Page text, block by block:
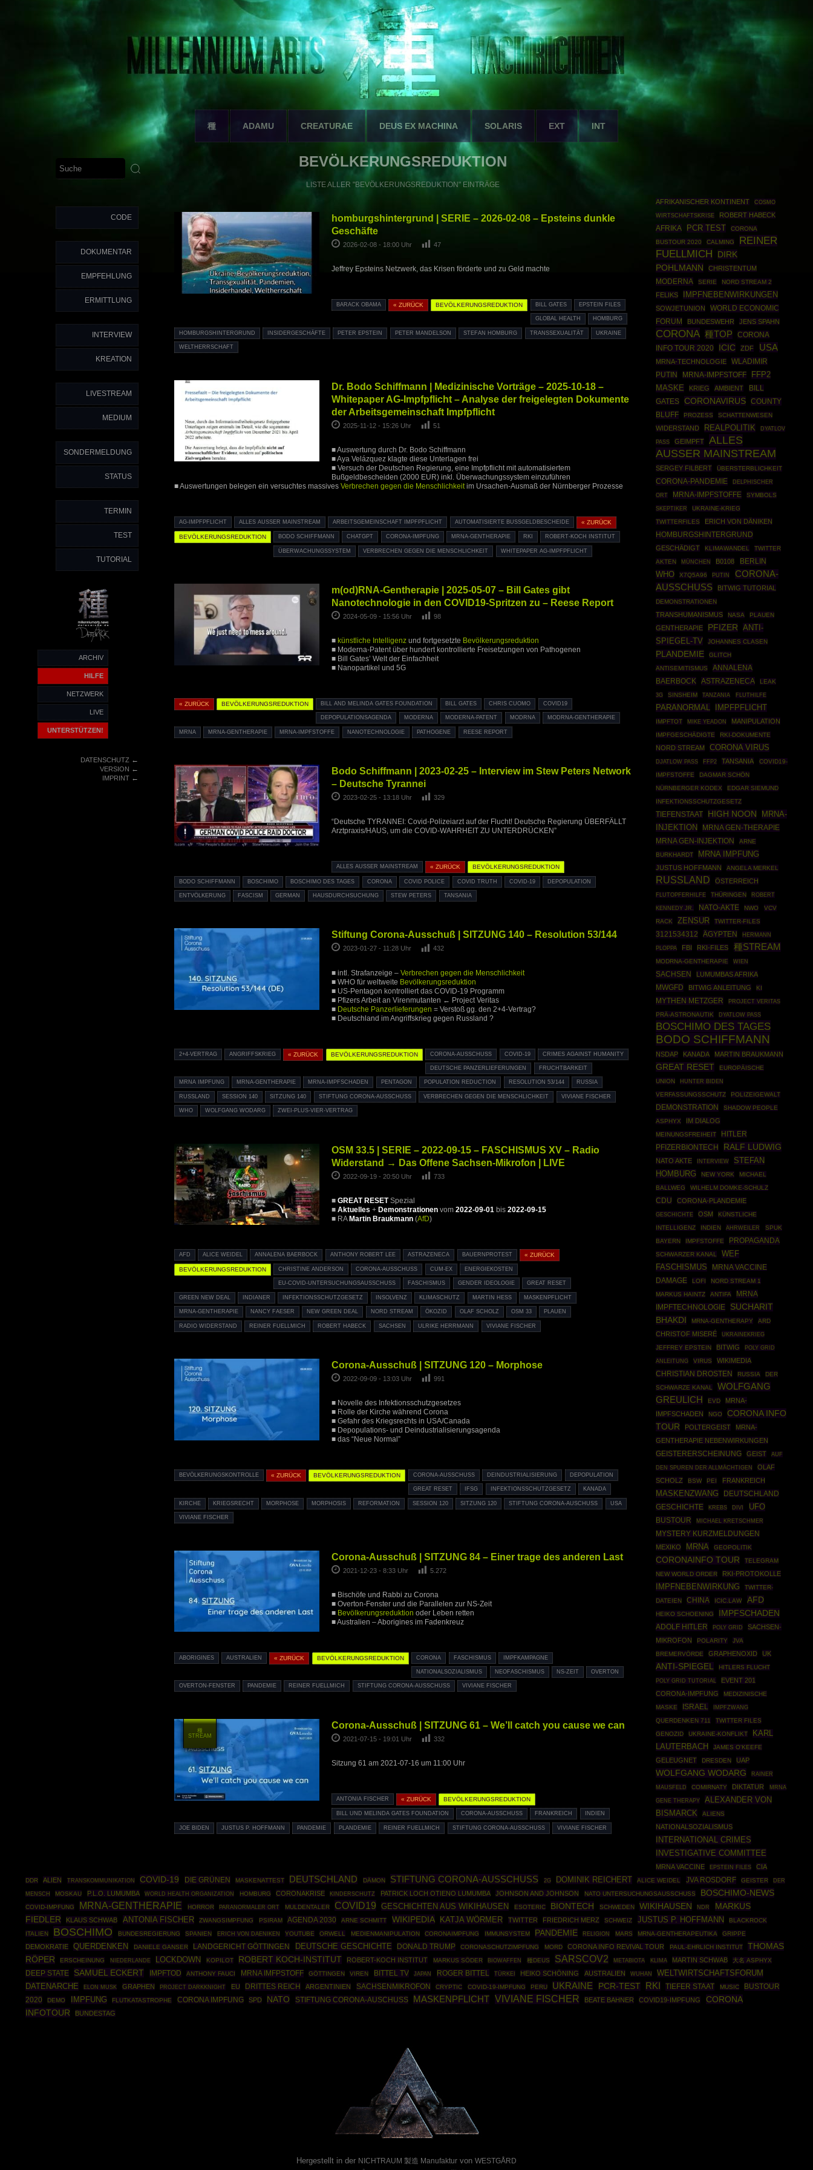
種 ADAMU CREATURAE DEUS EX MACHINA SOLARIS EXT INT
CODE
DOKUMENTAR
EMPFEHLUNG
ERMITTLUNG
INTERVIEW
KREATION
LIVESTREAM
MEDIUM
SONDERMELDUNG
STATUS
TERMIN
TEST
TUTORIAL
ARCHIV
HILFE
NETZWERK
LIVE
UNTERSTÜTZEN!
DATENSCHUTZ←
VERSION ←
IMPRINT←
BEVÖLKERUNGSREDUKTION
LISTE ALLER "BEVÖLKERUNGSREDUKTION" EINTRÄGE
homburgshintergrund | SERIE – 2026-02-08 – Epsteins dunkle
Geschäfte
2026-02-08 - 18:00 Uhr 47
Jeffrey Epsteins Netzwerk, das Krisen förderte und zu Geld machte
BARACK OBAMA « ZURÜCK BEVÖLKERUNGSREDUKTION BILL GATES EPSTEIN FILES
GLOBAL HEALTH HOMBURG
HOMBURGSHINTERGRUND INSIDERGESCHÄFTE PETER EPSTEIN PETER MANDELSON STEFAN HOMBURG TRANSSEXUALITÄT UKRAINE
WELTHERRSCHAFT
Dr. Bodo Schiffmann | Medizinische Vorträge – 2025-10-18 –
Whitepaper AG-Impfpflicht – Analyse der freigelegten Dokumente
der Arbeitsgemeinschaft Impfpflicht
2025-11-12 - 15:26 Uhr 51
■ Auswertung durch Dr. Bodo Schiffmann
■ Aya Velázquez klagte diese Unterlagen frei
■ Versuch der Deutschen Regierung, eine Impfpflicht mit automatisiertem
Bußgeldbescheiden (2000 EUR) inkl. Überwachungssystem einzuführen
■ Auswertungen belegen ein versuchtes massives Verbrechen gegen die Menschlichkeitim Ursachen-Ausmaß der Nürnberger Prozesse
AG-IMPFPFLICHT ALLES AUSSER MAINSTREAM ARBEITSGEMEINSCHAFT IMPFPFLICHT AUTOMATISIERTE BUSSGELDBESCHEIDE « ZURÜCK
BEVÖLKERUNGSREDUKTION BODO SCHIFFMANN CHATGPT CORONA-IMPFUNG MRNA-GENTHERAPIE RKI ROBERT-KOCH INSTITUT
ÜBERWACHUNGSSYSTEM VERBRECHEN GEGEN DIE MENSCHLICHKEIT WHITEPAPER AG-IMPFPFLICHT
m(od)RNA-Gentherapie | 2025-05-07 – Bill Gates gibt
Nanotechnologie in den COVID19-Spritzen zu – Reese Report
2024-05-09 - 15:56 Uhr 98
■ künstliche Intelligenzund fortgesetzte Bevölkerungsreduktion
■ Moderna-Patent über hundert kontrollierte Freisetzungen von Pathogenen
■ Bill Gates’ Welt der Einfachheit
■ Nanopartikel und 5G
« ZURÜCK BEVÖLKERUNGSREDUKTION BILL AND MELINDA GATES FOUNDATION BILL GATES CHRIS CUOMO COVID19
DEPOPULATIONSAGENDA MODERNA MODERNA-PATENT MODRNA MODRNA-GENTHERAPIE
MRNA MRNA-GENTHERAPIE MRNA-IMPFSTOFFE NANOTECHNOLOGIE PATHOGENE REESE REPORT
Bodo Schiffmann | 2023-02-25 – Interview im Stew Peters Network
– Deutsche Tyrannei
2023-02-25 - 13:18 Uhr 329
“Deutsche TYRANNEI: Covid-Polizeiarzt auf der Flucht! Deutsche Regierung ÜBERFÄLLT
Arztpraxis/HAUS, um die COVID-WAHRHEIT ZU UNTERDRÜCKEN”
ALLES AUSSER MAINSTREAM « ZURÜCK BEVÖLKERUNGSREDUKTION
BODO SCHIFFMANN BOSCHIMO BOSCHIMO DES TAGES CORONA COVID POLICE COVID TRUTH COVID-19 DEPOPULATION
ENTVÖLKERUNG FASCISM GERMAN HAUSDURCHSUCHUNG STEW PETERS TANSANIA
Stiftung Corona-Ausschuß | SITZUNG 140 – Resolution 53/144
2023-01-27 - 11:28 Uhr 432
■ intl. Strafanzeige – Verbrechen gegen die Menschlichkeit
■ WHO für weltweite Bevölkerungsreduktion
■ US-Pentagon kontrolliert das COVID-19 Programm
■ Pfizers Arbeit an Virenmutanten ← Project Veritas
■ Deutsche Panzerlieferungen = Verstoß gg. den 2+4-Vertrag?
■ Deutschland im Angriffskrieg gegen Russland ?
2+4-VERTRAG ANGRIFFSKRIEG « ZURÜCK BEVÖLKERUNGSREDUKTION CORONA-AUSSCHUSS COVID-19 CRIMES AGAINST HUMANITY
DEUTSCHE PANZERLIEFERUNGEN FRUCHTBARKEIT
MRNA IMPFUNG MRNA-GENTHERAPIE MRNA-IMPFSCHADEN PENTAGON POPULATION REDUCTION RESOLUTION 53/144 RUSSIA
RUSSLAND SESSION 140 SITZUNG 140 STIFTUNG CORONA-AUSSCHUSS VERBRECHEN GEGEN DIE MENSCHLICHKEIT VIVIANE FISCHER
WHO WOLFGANG WODARG ZWEI-PLUS-VIER-VERTRAG
OSM 33.5 | SERIE – 2022-09-15 – FASCHISMUS XV – Radio
Widerstand → Das Offene Sachsen-Mikrofon | LIVE
2022-09-19 - 20:50 Uhr 733
■ GREAT RESETSpezial
■ Aktuelles + Demonstrationenvom 2022-09-01 bis 2022-09-15
■ RAMartin Braukmann(AfD)
AFD ALICE WEIDEL ANNALENA BAERBOCK ANTHONY ROBERT LEE ASTRAZENECA BAUERNPROTEST « ZURÜCK
BEVÖLKERUNGSREDUKTION CHRISTINE ANDERSON CORONA-AUSSCHUSS CUM-EX ENERGIEKOSTEN
EU-COVID-UNTERSUCHUNGSAUSSCHUSS FASCHISMUS GENDER IDEOLOGIE GREAT RESET
GREEN NEW DEAL INDIANER INFEKTIONSSCHUTZGESETZ INSOLVENZ KLIMASCHUTZ MARTIN HESS MASKENPFLICHT
MRNA-GENTHERAPIE NANCY FAESER NEW GREEN DEAL NORD STREAM ÖKOZID OLAF SCHOLZ OSM 33 PLAUEN
RADIO WIDERSTAND REINER FUELLMICH ROBERT HABECK SACHSEN ULRIKE HERRMANN VIVIANE FISCHER
Corona-Ausschuß | SITZUNG 120 – Morphose
2022-09-09 - 13:03 Uhr 991
■ Novelle des Infektionsschutzgesetzes
■ Rolle der Kirche während Corona
■ Gefahr des Kriegsrechts in USA/Canada
■ Depopulations- und Deindustrialisierungsagenda
■ das “Neue Normal”
BEVÖLKERUNGSKONTROLLE « ZURÜCK BEVÖLKERUNGSREDUKTION CORONA-AUSSCHUSS DEINDUSTRIALISIERUNG DEPOPULATION
GREAT RESET IFSG INFEKTIONSSCHUTZGESETZ KANADA
KIRCHE KRIEGSRECHT MORPHOSE MORPHOSIS REFORMATION SESSION 120 SITZUNG 120 STIFTUNG CORONA-AUSCHUSS USA
VIVIANE FISCHER
Corona-Ausschuß | SITZUNG 84 – Einer trage des anderen Last
2021-12-23 - 8:33 Uhr 5.272
■ Bischöfe und Rabbi zu Corona
■ Overton-Fenster und die Parallelen zur NS-Zeit
■ Bevölkerungsreduktion oder Leben retten
■ Australien – Aborigines im Fadenkreuz
ABORIGINES AUSTRALIEN « ZURÜCK BEVÖLKERUNGSREDUKTION CORONA FASCHISMUS IMPFKAMPAGNE
NATIONALSOZIALISMUS NEOFASCHISMUS NS-ZEIT OVERTON
OVERTON-FENSTER PANDEMIE REINER FUELLMICH STIFTUNG CORONA-AUSSCHUSS VIVIANE FISCHER
Corona-Ausschuß | SITZUNG 61 – We’ll catch you cause we can
2021-07-15 - 19:01 Uhr 332
Sitzung 61 am 2021-07-16 um 11:00 Uhr
ANTONIA FISCHER « ZURÜCK BEVÖLKERUNGSREDUKTION
BILL UND MELINDA GATES FOUNDATION CORONA-AUSSCHUSS FRANKREICH INDIEN
JOE BIDEN JUSTUS P. HOFFMANN PANDEMIE PLANDEMIE REINER FUELLMICH STIFTUNG CORONA-AUSSCHUSS VIVIANE FISCHER
種
STREAM
AFRIKANISCHER KONTINENT
COSMO
WIRTSCHAFTSKRISE
ROBERT HABECK
AFRIKA PCR TEST
CORONA
BUSTOUR 2020
CALMING
REINER
FUELLMICH
DIRK
POHLMANN
CHRISTENTUM
MODERNA SERIE NORD STREAM 2
FELIKS IMPFNEBENWIRKUNGEN
SOWJETUNION
WORLD ECONOMIC
FORUM
BUNDESWEHR JENS SPAHN
CORONA 種TOP
CORONA
INFO TOUR 2020
ICIC ZDF USA
MRNA-TECHNOLOGIE
WLADIMIR
PUTIN
MRNA-IMPFSTOFF
FFP2
MASKE
KRIEG AMBIENT
BILL
GATES
CORONAVIRUS
COUNTY
BLUFF
PROZESS SCHATTENWESEN
WIDERSTAND REALPOLITIK DYATLOV
PASS GEIMPFT
ALLES
AUSSER MAINSTREAM
SERGEY FILBERT ÜBERSTERBLICHKEIT
CORONA-PANDEMIE DELPHISCHER
ORT MRNA-IMPFSTOFFE
SYMBOLS
SKEPTIKER
UKRAINE-KRIEG
TWITTERFILES
ERICH VON DÄNIKEN
HOMBURGSHINTERGRUND
GESCHÄDIGT KLIMAWANDEL
TWITTER
AKTEN
MÜNCHEN B0108 BERLIN
WHO X7Q5A96 PUTIN
CORONA-
AUSSCHUSS
BITWIG TUTORIAL
DEMONSTRATIONEN
TRANSHUMANISMUS NASA PLAUEN
GENTHERAPIE PFIZER
ANTI-
SPIEGEL-TV
JOHANNES CLASEN
PLANDEMIE
GLITCH
ANTISEMITISMUS
ANNALENA
BAERBOCK ASTRAZENECA LEAK
3G SINSHEIM TANZANIA FLUTHILFE
PARANORMAL IMPFPFLICHT
IMPFTOT MIKE YEADON MANIPULATION
IMPFGESCHÄDIGTE RKI-DOKUMENTE
NORD STREAM CORONA VIRUS
DJATLOW PASS FFP2 TANSANIA
COVID19-
IMPFSTOFFE
DAGMAR SCHÖN
NÜRNBERGER KODEX
EDGAR SIEMUND
INFEKTIONSSCHUTZGESETZ
TIEFENSTAAT HIGH NOON
MRNA-
INJEKTION
MRNA GEN-THERAPIE
MRNA GEN-INJEKTION
ARNE
BURKHARDT
MRNA IMPFUNG
JUSTUS HOFFMANN ANGELA MERKEL
RUSSLAND ÖSTERREICH
FLUTOPFERHILFE THÜRINGEN
ROBERT
KENNEDY JR.
NATO-AKTE NWO
VCV
RACK
ZENSUR TWITTER-FILES
3121534312 ÄGYPTEN
HERMANN
PLOPPA
FBI RKI-FILES 種STREAM
MODRNA-GENTHERAPIE WIEN
SACHSEN LUMUMBAS AFRIKA
MWGFD BITWIG ANLEITUNG KI
MYTHEN METZGER PROJECT VERITAS
PRÄ-ASTRONAUTIK DYATLOW PASS
BOSCHIMO DES TAGES
BODO SCHIFFMANN
NSDAP KANADA MARTIN BRAUKMANN
GREAT RESET
EUROPÄISCHE
UNION
HUNTER BIDEN
VERFASSUNGSSCHUTZ POLIZEIGEWALT
DEMONSTRATION
SHADOW PEOPLE
ASPHYX
IM DIALOG
MEINUNGSFREIHEIT HITLER
PFIZERBIONTECH RALF LUDWIG
NATO AKTE INTERVIEW
STEFAN
HOMBURG
NEW YORK
MICHAEL
BALLWEG
WILHELM DOMKE-SCHULZ
CDU CORONA-PLANDEMIE
GESCHICHTE OSM
KÜNSTLICHE
INTELLIGENZ
INDIEN AHRWEILER
SPUK
BAYERN
IMPFSTOFFE PROPAGANDA
SCHWARZER KANAL
WEF
FASCHISMUS
MRNA VACCINE
DAMAGE
LOFI
NORD STREAM 1
MARKUS HAINTZ
ANTIFA
MRNA
IMPFTECHNOLOGIE
SUCHARIT
BHAKDI
MRNA-GENTHERAPY ARD
CHRISTOF MISERÉ
UKRAINEKRIEG
JEFFREY EPSTEIN
BITWIG
POLY GRID
ANLEITUNG
VIRUS WIKIMEDIA
CHRISTIAN DROSTEN RUSSIA
DER
SCHWARZE KANAL
WOLFGANG
GREULICH
EVD
MRNA-
IMPFSCHADEN
NGO
CORONA INFO
TOUR
POLTERGEIST
MRNA-
GENTHERAPIE NEBENWIRKUNGEN
GEISTERERSCHEINUNG
GEIST AUF
DEN SPUREN DER ALLMÄCHTIGEN
OLAF
SCHOLZ
BSW PEI FRANKREICH
MASKENZWANG
DEUTSCHLAND
GESCHICHTE
KREBS DIVI UFO
BUSTOUR MICHAEL KRETSCHMER
MYSTERY KURZMELDUNGEN
MEXIKO
MRNA GEOPOLITIK
CORONAINFO TOUR
TELEGRAM
NEW WORLD ORDER
RKI-PROTOKOLLE
IMPFNEBENWIRKUNG
TWITTER-
DATEIEN
CHINA ICIC.LAW AFD
HEIKO SCHOENING IMPFSCHADEN
ADOLF HITLER POLY GRID
SACHSEN-
MIKROFON
POLARITY
JVA
BREMERVÖRDE
GRAPHENOXID UK
ANTI-SPIEGEL
HITLERS FLUCHT
POLY GRID TUTORIAL
EVENT 201
CORONA-IMPFUNG
MEDIZINISCHE
MASKE
ISRAEL
IMPFZWANG
QUERDENKEN 711
TWITTER FILES
GENOZID
UKRAINE-KONFLIKT
KARL
LAUTERBACH
JAMES O'KEEFE
GELEUGNET DRESDEN UAP
WOLFGANG WODARG
RAINER
MAUSFELD
COMIRNATY DIKTATUR
MRNA
GENE THERAPY
ALEXANDER VON
BISMARCK
ALIENS
NATIONALSOZIALISMUS
INTERNATIONAL CRIMES
INVESTIGATIVE COMMITTEE
MRNA VACCINE EPSTEIN FILES CIA
DDR ALIEN TRANSKOMMUNIKATION COVID-19 DIE GRÜNEN MASKENATTEST DEUTSCHLAND DÄMON STIFTUNG CORONA-AUSSCHUSS 2G DOMINIK REICHERT ALICE WEIDEL JVA ROSDORF GEISTER DER
MENSCH MOSKAU P.L.O. LUMUMBA WORLD HEALTH ORGANIZATION HOMBURG CORONAKRISE KINDERSCHUTZ PATRICK LOCH OTIENO LUMUMBA JOHNSON AND JOHNSON NATO UNTERSUCHUNGSAUSSCHUSS BOSCHIMO-NEWS
COVID-IMPFUNG MRNA-GENTHERAPIE HORROR PARANORMALER ORT MULDENTALER COVID19 GESCHICHTEN AUS WIKIHAUSEN ESOTERIC BIONTECH SCHWEDEN WIKIHAUSEN NDR
MARKUS
FIEDLER
KLAUS SCHWAB ANTONIA FISCHER ZWANGSIMPFUNG PSIRAM AGENDA 2030 ARNE SCHMITT WIKIPEDIA KATJA WÖRMER TWITTER FRIEDRICH MERZ SCHWEIZ JUSTUS P. HOFFMANN
BLACKROCK
ITALIEN
BOSCHIMO BUNDESREGIERUNG SPANIEN ERICH VON DAENIKEN YOUTUBE ORWELL MEDIENMANIPULATION CORONAIMPFUNG IMMUNSYSTEM PANDEMIE RELIGION MARS MRNA-GENTHERAPEUTIKA GRIPPE
DEMOKRATIE QUERDENKEN DANIELE GANSER LANDGERICHT GÖTTINGEN DEUTSCHE GESCHICHTE DONALD TRUMP CORONASCHUTZIMPFUNG MORD CORONA INFO REVIVAL TOUR PAUL-EHRLICH INSTITUT
THOMAS
RÖPER
ERSCHEINUNG NIEDERLANDE LOCKDOWN KOPILOT ROBERT KOCH-INSTITUT ROBERT-KOCH INSTITUT MARKUS SÖDER BIOWAFFEN 種DEUS SARSCOV2 METABIOTA KLIMA MARTIN SCHWAB 大名 ASPHYX
DEEP STATE SAMUEL ECKERT IMPFTOD ANTHONY FAUCI MRNA IMFPSTOFF GÖTTINGEN VIREN BITTEL TV JAPAN ROGER BITTEL TÜRKEI HEIKO SCHÖNING AUSTRALIEN WUHAN WELTWIRTSCHAFTSFORUM
DATENARCHE ELON MUSK GRAPHEN PROJECT DARKKNIGHT EU DRITTES REICH ARGENTINIEN SACHSENMIKROFON CRYPTIC COVID-19-IMPFUNG PERU UKRAINE PCR-TEST RKI TIEFER STAAT MUSIC
BUSTOUR
2020
DEMO IMPFUNG FLUTKATASTROPHE CORONA IMPFUNG SPD NATO STIFTUNG CORONA-AUSCHUSS MASKENPFLICHT VIVIANE FISCHER BEATE BAHNER COVID19-IMPFUNG
CORONA
INFOTOUR
BUNDESTAG
Hergestellt in der NICHTRAUM 製造 Manufaktur von WESTGÅRD
Powered By :